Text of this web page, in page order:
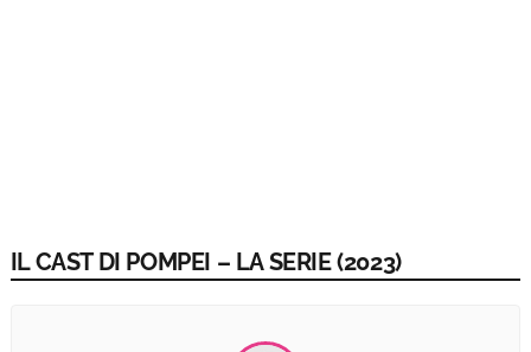
IL CAST DI POMPEI – LA SERIE (2023)